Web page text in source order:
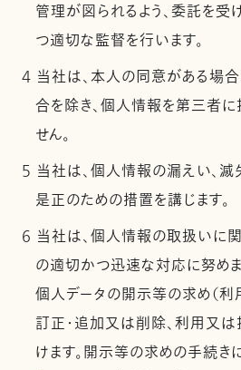
管理が図られるよう、委託を
つ適切な監督を行います。
4 当社は、本人の同意がある場
合を除き、個人情報を第三者に
せん。
5 当社は、個人情報の漏えい、
是正のための措置を講じます。
6 当社は、個人情報の取扱いに
の適切かつ迅速な対応に努めま
個人データの開示等の求め（利
訂正・追加又は削除、利用又
けます。開示等の求めの手続き